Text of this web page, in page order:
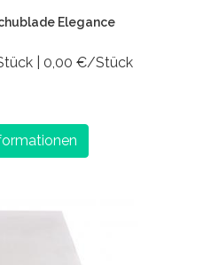
Elegance
| 0,00 €/Stück